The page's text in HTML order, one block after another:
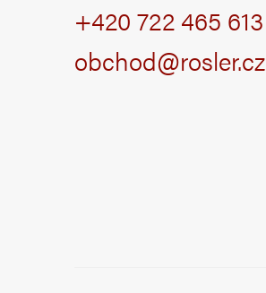
p
a
+420 722 465 613
obchod@rosler.cz